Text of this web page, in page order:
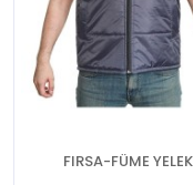
FIRSA-FÜME YELEK